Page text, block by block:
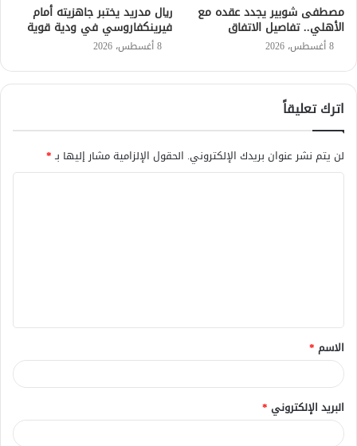
مصطفى شوبير يجدد عقده مع
الأهلي.. تفاصيل الاتفاق
8 أغسطس، 2026
ريال مدريد يختبر جاهزيته أمام
فيرينكفاروسي في ودية قوية
8 أغسطس، 2026
اترك تعليقاً
لن يتم نشر عنوان بريدك الإلكتروني. الحقول الإلزامية مشار إليها بـ*
ق
*
الاسم *
البريد الإلكتروني *